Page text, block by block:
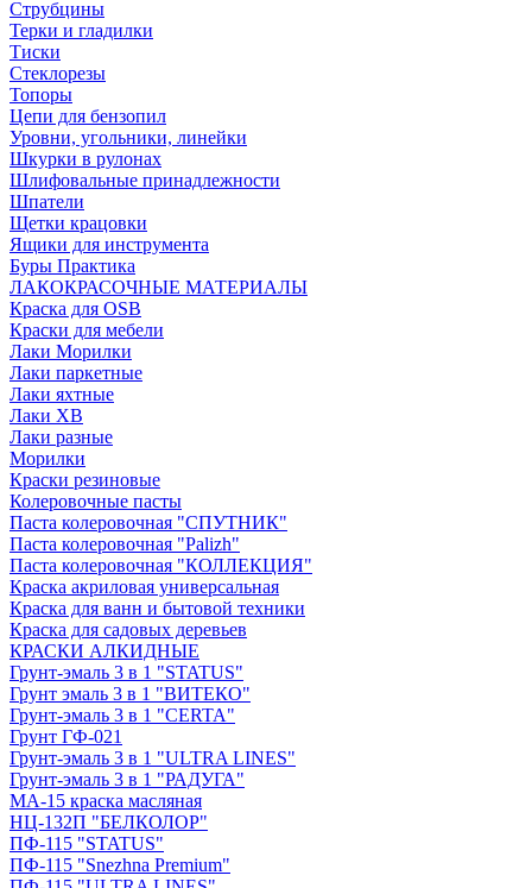
Струбцины
Терки и гладилки
Тиски
Стеклорезы
Топоры
Цепи для бензопил
Уровни, угольники, линейки
Шкурки в рулонах
Шлифовальные принадлежности
Шпатели
Щетки крацовки
Ящики для инструмента
Буры Практика
ЛАКОКРАСОЧНЫЕ МАТЕРИАЛЫ
Краска для OSB
Краски для мебели
Лаки Морилки
Лаки паркетные
Лаки яхтные
Лаки ХВ
Лаки разные
Морилки
Краски резиновые
Колеровочные пасты
Паста колеровочная "СПУТНИК"
Паста колеровочная "Palizh"
Паста колеровочная "КОЛЛЕКЦИЯ"
Краска акриловая универсальная
Краска для ванн и бытовой техники
Краска для садовых деревьев
КРАСКИ АЛКИДНЫЕ
Грунт-эмаль 3 в 1 "STATUS"
Грунт эмаль 3 в 1 "ВИТЕКО"
Грунт-эмаль 3 в 1 "CERTA"
Грунт ГФ-021
Грунт-эмаль 3 в 1 "ULTRA LINES"
Грунт-эмаль 3 в 1 "РАДУГА"
МА-15 краска масляная
НЦ-132П "БЕЛКОЛОР"
ПФ-115 "STATUS"
ПФ-115 "Snezhna Premium"